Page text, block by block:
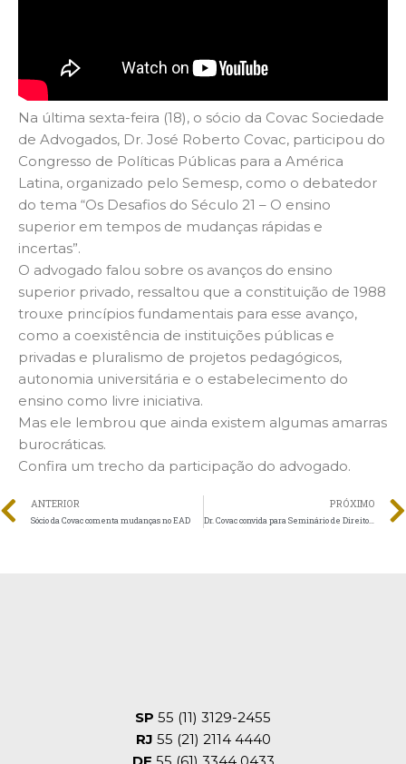
Na última sexta-feira (18), o sócio da Covac Sociedade
de Advogados, Dr. José Roberto Covac, participou do
Congresso de Políticas Públicas para a América
Latina, organizado pelo Semesp, como o debatedor
do tema “Os Desafios do Século 21 – O ensino
superior em tempos de mudanças rápidas e
incertas”.
O advogado falou sobre os avanços do ensino
superior privado, ressaltou que a constituição de 1988
trouxe princípios fundamentais para esse avanço,
como a coexistência de instituições públicas e
privadas e pluralismo de projetos pedagógicos,
autonomia universitária e o estabelecimento do
ensino como livre iniciativa.
Mas ele lembrou que ainda existem algumas amarras
burocráticas.
Confira um trecho da participação do advogado.
ANTERIOR
Sócio da Covac comenta mudanças no EAD
PRÓXIMO
Dr. Covac convida para Seminário de Direito Educacional
SP 55 (11) 3129-2455
RJ 55 (21) 2114 4440